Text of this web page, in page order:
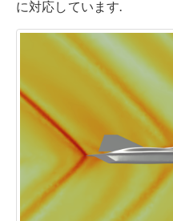
に対応しています.